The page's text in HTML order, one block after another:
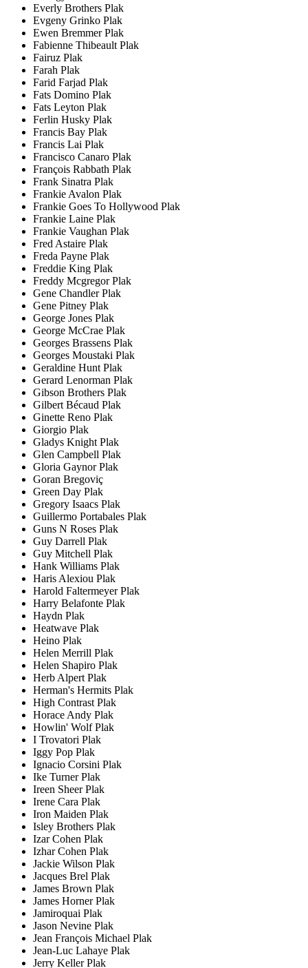
Everly Brothers Plak
Evgeny Grinko Plak
Ewen Bremmer Plak
Fabienne Thibeault Plak
Fairuz Plak
Farah Plak
Farid Farjad Plak
Fats Domino Plak
Fats Leyton Plak
Ferlin Husky Plak
Francis Bay Plak
Francis Lai Plak
Francisco Canaro Plak
François Rabbath Plak
Frank Sinatra Plak
Frankie Avalon Plak
Frankie Goes To Hollywood Plak
Frankie Laine Plak
Frankie Vaughan Plak
Fred Astaire Plak
Freda Payne Plak
Freddie King Plak
Freddy Mcgregor Plak
Gene Chandler Plak
Gene Pitney Plak
George Jones Plak
George McCrae Plak
Georges Brassens Plak
Georges Moustaki Plak
Geraldine Hunt Plak
Gerard Lenorman Plak
Gibson Brothers Plak
Gilbert Bécaud Plak
Ginette Reno Plak
Giorgio Plak
Gladys Knight Plak
Glen Campbell Plak
Gloria Gaynor Plak
Goran Bregoviç
Green Day Plak
Gregory Isaacs Plak
Guillermo Portabales Plak
Guns N Roses Plak
Guy Darrell Plak
Guy Mitchell Plak
Hank Williams Plak
Haris Alexiou Plak
Harold Faltermeyer Plak
Harry Belafonte Plak
Haydn Plak
Heatwave Plak
Heino Plak
Helen Merrill Plak
Helen Shapiro Plak
Herb Alpert Plak
Herman's Hermits Plak
High Contrast Plak
Horace Andy Plak
Howlin' Wolf Plak
I Trovatori Plak
Iggy Pop Plak
Ignacio Corsini Plak
Ike Turner Plak
Ireen Sheer Plak
Irene Cara Plak
Iron Maiden Plak
Isley Brothers Plak
Izar Cohen Plak
Izhar Cohen Plak
Jackie Wilson Plak
Jacques Brel Plak
James Brown Plak
James Horner Plak
Jamiroquai Plak
Jason Nevine Plak
Jean François Michael Plak
Jean-Luc Lahaye Plak
Jerry Keller Plak